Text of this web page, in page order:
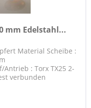
mm Edelstahl...
Material Scheibe :
: Torx TX25 2-
verbunden